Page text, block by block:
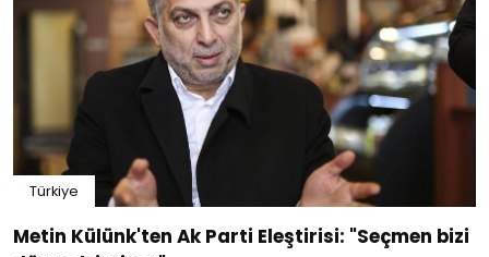
Türkiye
Metin Külünk'ten Ak Parti Eleştirisi: "Seçmen bizi